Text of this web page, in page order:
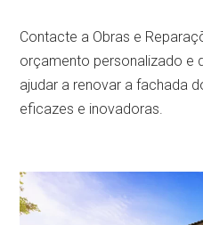
Contacte a Obras e
orçamento personalizado e
ajudar a renovar a fachada
eficazes e inovadoras.